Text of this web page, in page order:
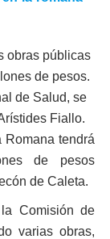
obras públicas
de pesos.
de Salud, se
Fiallo.
Romana tendrá
de pesos
de Caleta.
Comisión de
varias obras,